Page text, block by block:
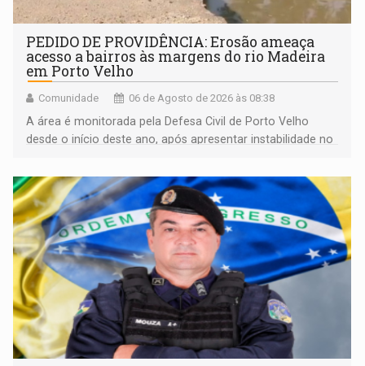
PEDIDO DE PROVIDÊNCIA: Erosão ameaça
acesso a bairros às margens do rio Madeira
em Porto Velho
Comunidade 06 de Agosto de 2026 às 08:38
A área é monitorada pela Defesa Civil de Porto Velho
desde o início deste ano, após apresentar instabilidade no